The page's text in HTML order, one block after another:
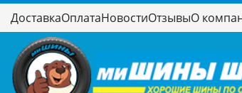
ДоставкаОплатаНовостиОтзывыО